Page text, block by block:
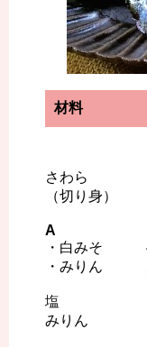
材料
さわら
（切り身）
A
・白みそ
・みりん
塩
みりん